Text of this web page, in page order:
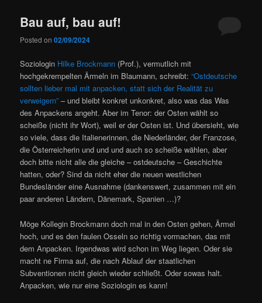
Bau auf, bau auf!
Posted on02/09/2024
Soziologin Hilke Brockmann (Prof.), vermutlich mit
hochgekrempelten Ärmeln im Blaumann, schreibt:“Ostdeutsche
sollten lieber mal mit anpacken, statt sich der Realität zu
verweigern”– und bleibt konkret unkonkret, also was das Was
des Anpackens angeht. Aber im Tenor: der Osten wählt so
scheiße (nicht ihr Wort), weil er der Osten ist. Und übersieht, wie
so viele, dass die Italienerinnen, die Niederländer, der Franzose,
die Österreicherin und und und auch so scheiße wählen, aber
doch bitte nicht alle die gleiche – ostdeutsche – Geschichte
hatten, oder? Sind da nicht eher die neuen westlichen
Bundesländer eine Ausnahme (dankenswert, zusammen mit ein
paar anderen Ländern, Dänemark, Spanien …)?
Möge Kollegin Brockmann doch mal in den Osten gehen, Ärmel
hoch, und es den faulen Osseln so richtig vormachen, das mit
dem Anpacken. Irgendwas wird schon im Weg liegen. Oder sie
macht ne Firma auf, die nach Ablauf der staatlichen
Subventionen nicht gleich wieder schließt. Oder sowas halt.
Anpacken, wie nur eine Soziologin es kann!